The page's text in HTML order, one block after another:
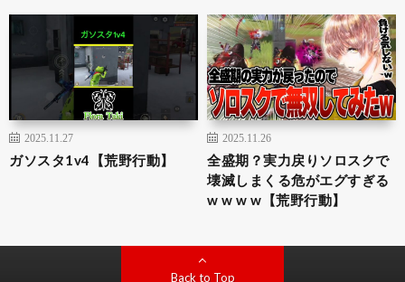
2025.11.27
ガソスタ1v4【荒野行動】
2025.11.26
全盛期？実力戻りソロスクで
壊滅しまくる危がエグすぎる
w w w w【荒野行動】
Back to Top